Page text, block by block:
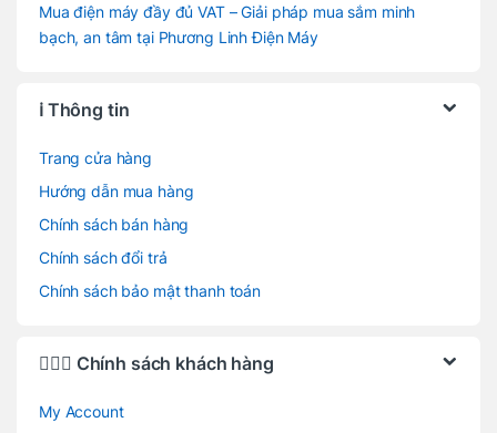
Mua điện máy đầy đủ VAT – Giải pháp mua sắm minh
bạch, an tâm tại Phương Linh Điện Máy
ℹ️ Thông tin
Trang cửa hàng
Hướng dẫn mua hàng
Chính sách bán hàng
Chính sách đổi trả
Chính sách bảo mật thanh toán
🙋🏻‍♂️ Chính sách khách hàng
My Account